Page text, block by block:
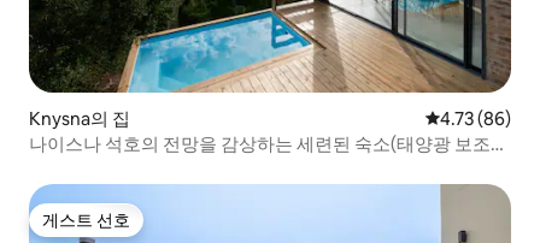
Knysna의 집 평점 4.73점(5
4.73 (86)
나이스나 석호의 전망을 감상하는 세련된 숙소(태양광 보조
게스트 선호
게스트 선호